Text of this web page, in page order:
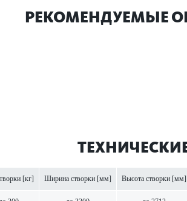
РЕКОМЕНДУЕМЫЕ
[кг] Ширина створки [мм] Высота створки [мм]